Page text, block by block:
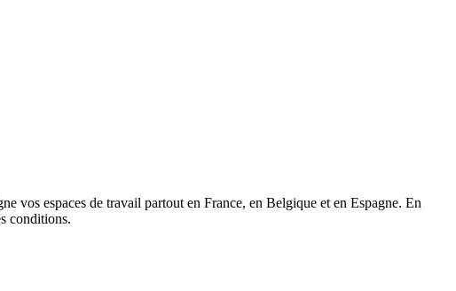
vos espaces de travail partout en France, en Belgique et en Espagne. En
conditions.